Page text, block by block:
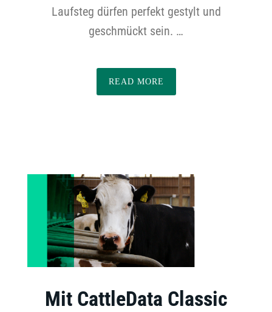
Laufsteg dürfen perfekt gestylt und
geschmückt sein. …
READ MORE
Mit CattleData Classic